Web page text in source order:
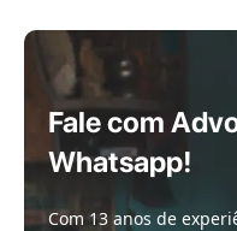
Fale com
Whatsapp!
Com 13 anos de